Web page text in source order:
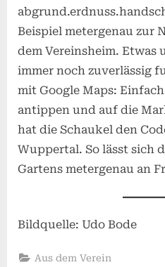
Beispiel metergenau zur
dem Vereinsheim. Etwas
immer noch zuverlässig
mit Google Maps:
antippen und auf die
hat die Schaukel den
Wuppertal. So lässt sich
Gartens metergenau an
Bildquelle: Udo Bode
Aus dem Verein